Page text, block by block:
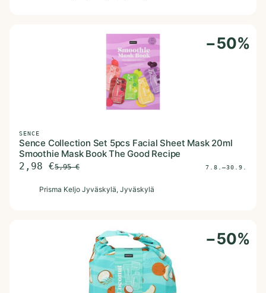
−50%
SENCE
Sence Collection Set 5pcs Facial Sheet Mask 20ml
Smoothie Mask Book The Good Recipe
2,98 €5,95€ 7.8.–30.9.
Prisma Keljo Jyväskylä, Jyväskylä
−50%